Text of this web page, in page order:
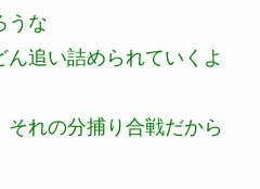
うな
追い詰められていくよ
れの分捕り合戦だから